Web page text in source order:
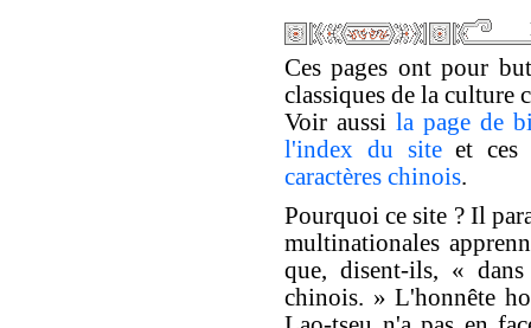
Ces pages ont pour
classiques de la culture
Voir aussi la page de
l'index du siteet ces
caractères chinois.
Pourquoi ce site ? Il
multinationales
que, disent-ils, «
chinois. » L'honnête